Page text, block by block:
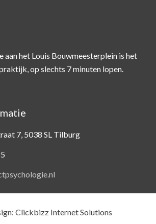
aan het Louis Bouwmeesterplein is het
op slechts 7 minuten lopen.
7, 5038 SL Tilburg
Clickbizz Internet Solutions